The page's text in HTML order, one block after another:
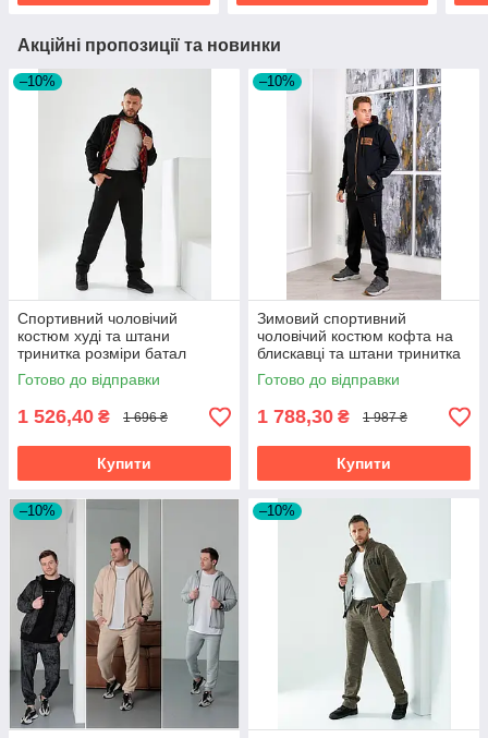
Акційні пропозиції та новинки
–10%
Спортивний чоловічий
костюм худі та штани
тринитка розміри батал
Готово до відправки
1 526,40 ₴ 1 696 ₴
Купити
–10%
Зимовий спортивний
чоловічий костюм кофта на
блискавці та штани тринитка
з начосом розміри батал
Готово до відправки
1 788,30 ₴ 1 987 ₴
Купити
–10% –10%